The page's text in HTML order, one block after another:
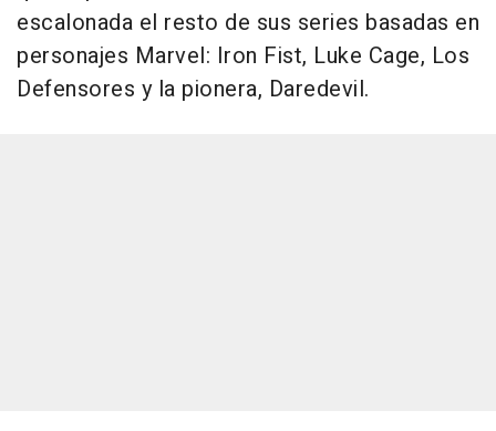
escalonada el resto de sus series basadas en
personajes Marvel: Iron Fist, Luke Cage, Los
Defensores y la pionera, Daredevil.